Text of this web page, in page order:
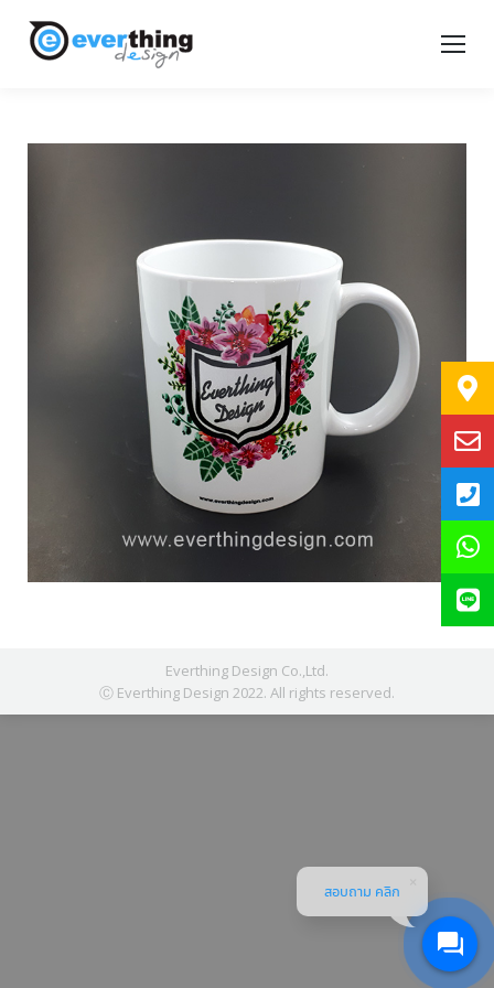
Everthing Design Co.,Ltd.
Ⓒ Everthing Design 2022. All rights reserved.
สอบถาม คลิก